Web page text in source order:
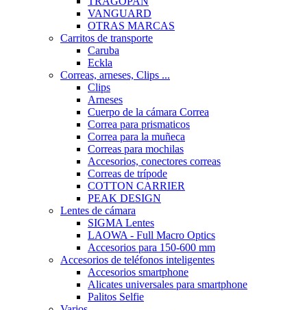
VANGUARD
OTRAS MARCAS
Carritos de transporte
Caruba
Eckla
Correas, arneses, Clips ...
Clips
Arneses
Cuerpo de la cámara Correa
Correa para prismaticos
Correa para la muñeca
Correas para mochilas
Accesorios, conectores correas
Correas de trípode
COTTON CARRIER
PEAK DESIGN
Lentes de cámara
SIGMA Lentes
LAOWA - Full Macro Optics
Accesorios para 150-600 mm
Accesorios de teléfonos inteligentes
Accesorios smartphone
Alicates universales para smartphone
Palitos Selfie